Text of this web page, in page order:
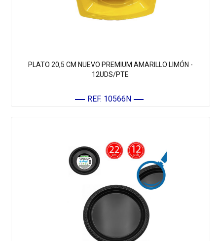
PLATO 20,5 CM NUEVO PREMIUM AMARILLO LIMÓN -
12UDS/PTE
REF. 10566N